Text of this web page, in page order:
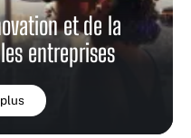
et de la
entreprises